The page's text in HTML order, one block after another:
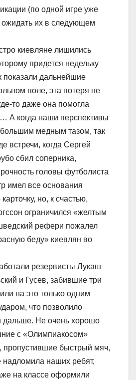
(по одной игре уже
их в следующем
киевляне лишились
придется недельку
показали дальнейшие
поле, эта потеря не
то даже она помогла
А когда наши перспективы
медным тазом, так
встречи, когда Сергей
сбил соперника,
головы футболиста
имел все основания
но, к счастью,
ограничился «желтым
рефери пожалел
беду» киевлян во
резервисты Лукаш
и Гусев, забившие три
на это только одним
что позволило
дальше. Не очень хорошо
с «Олимпиакосом»
пропустившие быстрый мяч,
надломила наших ребят,
на классе оформили